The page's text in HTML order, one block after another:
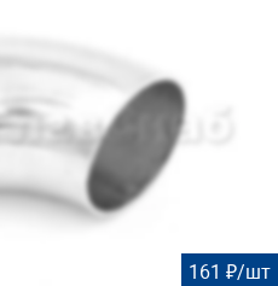
161 ₽/шт